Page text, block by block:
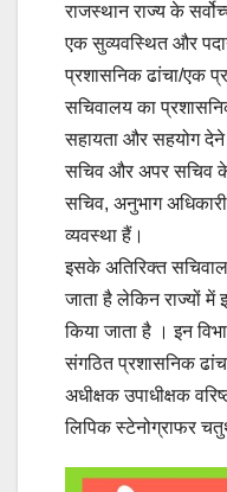
राजस्थान राज्य के
एक सुव्यवस्थित और
प्रशासनिक ढांचा/एक
सचिवालय का
सहायता और सहयोग
सचिव और अपर सचिव
सचिव, अनुभाग
व्यवस्था हैं।
इसके अतिरिक्त
जाता है लेकिन राज्यों
किया जाता है । इन
संगठित प्रशासनिक
अधीक्षक उपाधीक्षक
लिपिक स्टेनोग्राफर